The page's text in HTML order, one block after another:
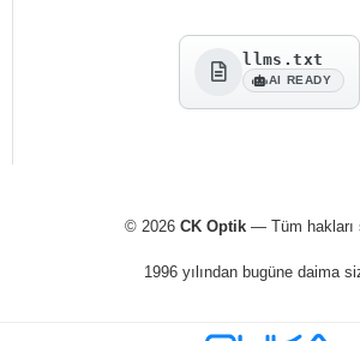
llms.txt
AI READY
© 2026 CK Optik— Tüm hakları
1996 yılından bugüne daima